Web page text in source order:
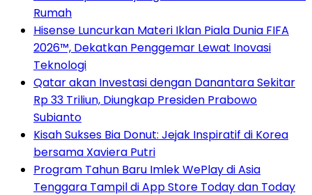
Rumah
Hisense Luncurkan Materi Iklan Piala Dunia FIFA
2026™, Dekatkan Penggemar Lewat Inovasi
Teknologi
Qatar akan Investasi dengan Danantara Sekitar
Rp 33 Triliun, Diungkap Presiden Prabowo
Subianto
Kisah Sukses Bia Donut: Jejak Inspiratif di Korea
bersama Xaviera Putri
Program Tahun Baru Imlek WePlay di Asia
Tenggara Tampil di App Store Today dan Today